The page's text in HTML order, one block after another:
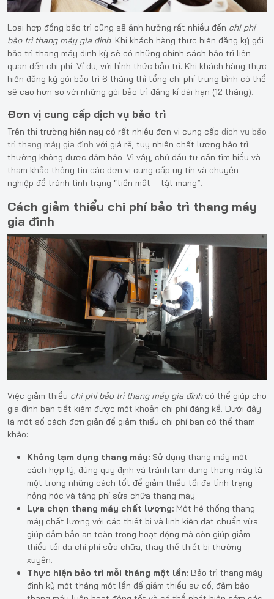
Loại hợp đồng bảo trì cũng sẽ ảnh hưởng rất nhiều đến chi phí
bảo trì thang máy gia đình. Khi khách hàng thực hiện đăng ký gói
bảo trì thang máy định kỳ sẽ có những chính sách bảo trì liên
quan đến chi phí. Ví dụ, với hình thức bảo trì: Khi khách hàng thực
hiện đăng ký gói bảo trì 6 tháng thì tổng chi phí trung bình có thể
sẽ cao hơn so với những gói bảo trì đăng kí dài hạn (12 tháng).
Đơn vị cung cấp dịch vụ bảo trì
Trên thị trường hiện nay có rất nhiều đơn vị cung cấp dịch vụ bảo
trì thang máy gia đình với giá rẻ, tuy nhiên chất lượng bảo trì
thường không được đảm bảo. Vì vậy, chủ đầu tư cần tìm hiểu và
tham khảo thông tin các đơn vị cung cấp uy tín và chuyên
nghiệp để tránh tình trạng “tiền mất – tật mang”.
Cách giảm thiểu chi phí bảo trì thang máy
gia đình
Việc giảm thiểu chi phí bảo trì thang máy gia đình có thể giúp cho
gia đình bạn tiết kiệm được một khoản chi phí đáng kể. Dưới đây
là một số cách đơn giản để giảm thiểu chi phí bạn có thể tham
khảo:
Không lạm dụng thang máy: Sử dụng thang máy một
cách hợp lý, đúng quy định và tránh lạm dụng thang máy là
một trong những cách tốt để giảm thiểu tối đa tình trạng
hỏng hóc và tăng phí sửa chữa thang máy.
Lựa chọn thang máy chất lượng: Một hệ thống thang
máy chất lượng với các thiết bị và linh kiện đạt chuẩn vừa
giúp đảm bảo an toàn trong hoạt động mà còn giúp giảm
thiểu tối đa chi phí sửa chữa, thay thế thiết bị thường
xuyên.
Thực hiện bảo trì mỗi tháng một lần: Bảo trì thang máy
định kỳ một tháng một lần để giảm thiểu sự cố, đảm bảo